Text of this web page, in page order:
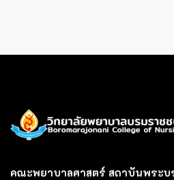
คณะพยาบาลศาสตร์ สถาบันพระบ